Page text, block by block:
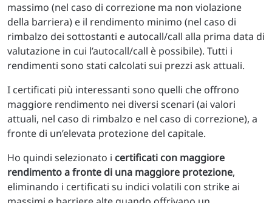
massimo (nel caso di correzione ma non violazione
della barriera) e il rendimento minimo (nel caso di
rimbalzo dei sottostanti e autocall/call alla prima data di
valutazione in cui l’autocall/call è possibile). Tutti i
rendimenti sono stati calcolati sui prezzi ask attuali.
I certificati più interessanti sono quelli che offrono
maggiore rendimento nei diversi scenari (ai valori
attuali, nel caso di rimbalzo e nel caso di correzione), a
fronte di un’elevata protezione del capitale.
Ho quindi selezionato i certificati con maggiore
rendimento a fronte di una maggiore protezione,
eliminando i certificati su indici volatili con strike ai